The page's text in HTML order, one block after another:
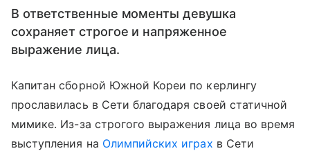
В ответственные моменты девушка
сохраняет строгое и напряженное
выражение лица.
Капитан сборной Южной Кореи по керлингу
прославилась в Сети благодаря своей статичной
мимике. Из-за строгого выражения лица во время
выступления на Олимпийских играх в Сети